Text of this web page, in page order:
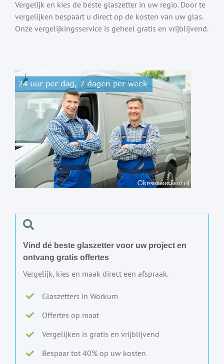
Vergelijk en kies de beste glaszetter in uw regio. Door te
vergelijken bespaart u direct op de kosten van uw glas.
Onze vergelijkingsservice is geheel gratis en vrijblijvend.
Vind dé beste glaszetter voor uw project en
ontvang gratis offertes
Vergelijk, kies en maak direct een afspraak.
Glaszetters in Workum
Offertes op maat
Vergelijken is gratis en vrijblijvend
Bespaar tot 40% op uw kosten